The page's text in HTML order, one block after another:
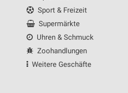
Sport & Freizeit
Supermärkte
Uhren & Schmuck
Zoohandlungen
Weitere Geschäfte